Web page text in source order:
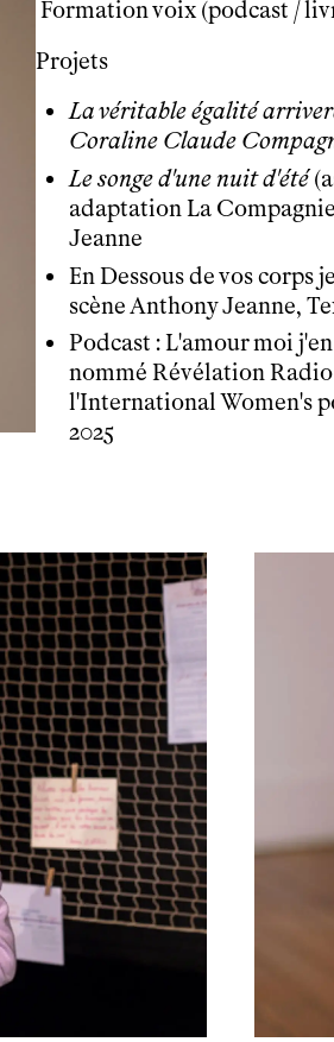
Formation voix (podcast /
Projets
La véritable égalité
Coraline Claude
Le songe d'une nuit d'été
adaptation La
Jeanne
En Dessous de vos corps
scène Anthony Jeanne,
Podcast : L'amour moi
nommé Révélation Radio
l'International Women's
2025
Le théâtre
Artistes associé·es
Équipe
Salles
Espace partagé
Formation supérieure
Les Promotions
Classe Égalité
Stages de théâtre gratuits
Insertion professionnelle
Tarifs, cartes et pass
Arriver au tnba
Bar / La Petite Sœur
Ressources
Programmes de salle
Vidéos
Documents
Podcasts
Technique
Ressources pédagogiques